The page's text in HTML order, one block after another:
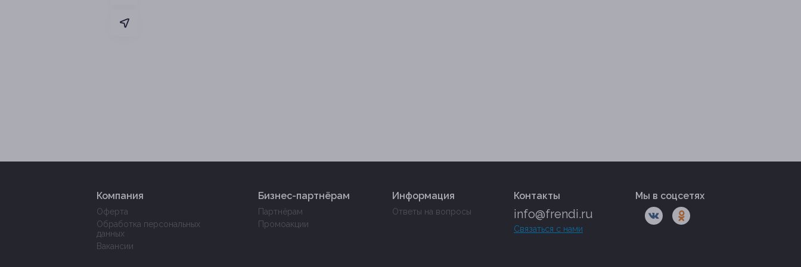
Компания
Оферта
Обработка персональных
данных
Вакансии
Бизнес-партнёрам
Партнёрам
Промоакции
Информация
Ответы на вопросы
Контакты
info@frendi.ru
Связаться с нами
Мы в соцсетях